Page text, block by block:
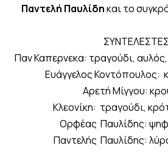
Παντελή Παυλίδηκαι το
ΣΥΝΤΕΛΕΣΤΕΣ
Παν Καπερνεκα: τραγούδι,
Ευάγγελος Κοντόπουλος:
Αρετή Μίγγου:
Κλεονίκη: τραγούδι,
Ορφέας Παυλίδης:
Παντελής Παυλίδης: